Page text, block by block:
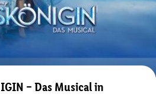
– Das Musical in